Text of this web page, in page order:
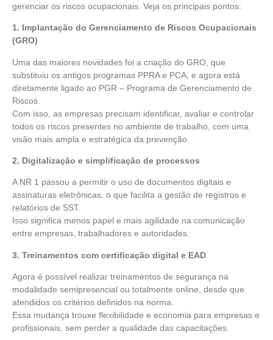
gerenciar os riscos ocupacionais. Veja os principais pontos:
1. Implantação do Gerenciamento de Riscos Ocupacionais
(GRO)
Uma das maiores novidades foi a criação do GRO, que
substituiu os antigos programas PPRA e PCA, e agora está
diretamente ligado ao PGR – Programa de Gerenciamento de
Riscos.
Com isso, as empresas precisam identificar, avaliar e controlar
todos os riscos presentes no ambiente de trabalho, com uma
visão mais ampla e estratégica da prevenção.
2. Digitalização e simplificação de processos
A NR 1 passou a permitir o uso de documentos digitais e
assinaturas eletrônicas, o que facilita a gestão de registros e
relatórios de SST.
Isso significa menos papel e mais agilidade na comunicação
entre empresas, trabalhadores e autoridades.
3. Treinamentos com certificação digital e EAD
Agora é possível realizar treinamentos de segurança na
modalidade semipresencial ou totalmente online, desde que
atendidos os critérios definidos na norma.
Essa mudança trouxe flexibilidade e economia para empresas e
profissionais, sem perder a qualidade das capacitações.